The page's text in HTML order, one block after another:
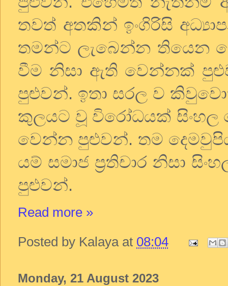
තවත් අතකින් ඉංගිරිසි
තමන්ට ලැබෙන්න තියෙන
වීම නිසා ඇති වෙන්නක්
පුළුවන්. ඉතා සරල ව
කුලයට වූ විරෝධයක් සිංහල
වෙන්න පුළුවන්. තම
යම් සමාජ ප්‍රතිචාර නිසා
පුළුවන්.
Read more »
Posted by Kalaya at 08:04
Monday, 21 August 2023